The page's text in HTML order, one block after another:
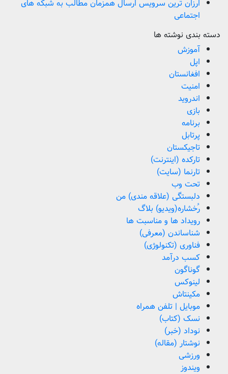
ارزان ترین سرویس ارسال همزمان مطالب به شبکه های
اجتماعی
دسته بندی نوشته ها
آموزش
اپل
افغانستان
امنیت
اندروید
بازی
برنامه
پرتابل
تاجیکستان
تارکده (اینترنت)
تارنما (سایت)
تحت وب
دلبستگی (علاقه مندی) من
رُخشاره(ویدیو) بلاگ
رویداد ها و مناسبت ها
شناساندن (معرفی)
فناوری (تکنولوژی)
کسب درآمد
گوناگون
لینوکس
مکینتاش
موبایل | تلفن همراه
نسک (کتاب)
نوداد (خبر)
نوشتار (مقاله)
ورزشی
ویندوز